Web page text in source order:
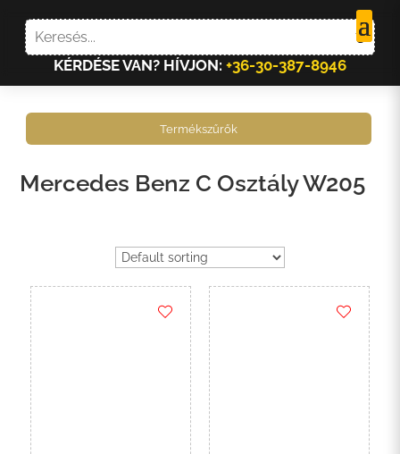
KÉRDÉSE VAN? HÍVJON: +36-30-387-8946
Termékszűrők
Mercedes Benz C Osztály W205